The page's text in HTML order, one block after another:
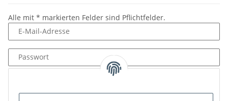
Alle mit * markierten Felder sind Pflichtfelder.
E-Mail-Adresse
Passwort